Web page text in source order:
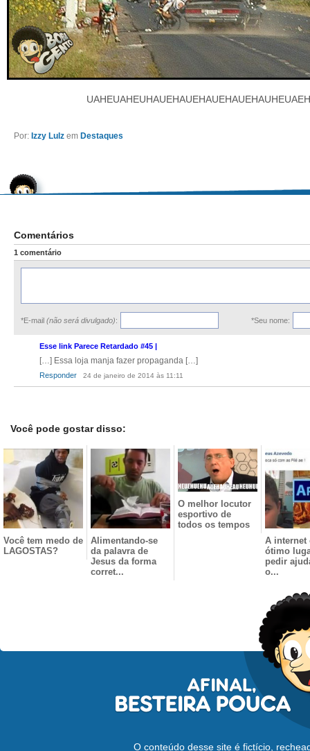
Por: Izzy Lulz em Destaques
Comentários
1 comentário
*E-mail (não será divulgado): *Seu nome:
Esse link Parece Retardado #45 |
24 de janeiro de 2014 às 11:11
[…] Essa loja manja fazer propaganda […]
Responder
Você pode gostar disso:
Você tem medo de
LAGOSTAS?
Alimentando-se
da palavra de
Jesus da forma
corret...
O melhor locutor
esportivo de
todos os tempos
A internet
ótimo
pedir
o...
O conteúdo desse site é fictício,